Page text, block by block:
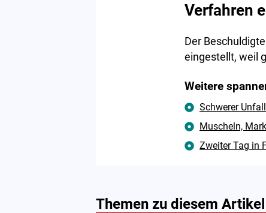
Verfahren
Der
eingestellt, weil
Weitere
Schwerer
Muscheln,
Zweiter Tag in
Themen zu diesem Artikel